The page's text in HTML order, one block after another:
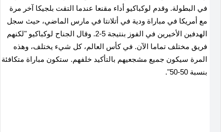
في البطولة. وقدم لوكباكيو أداء مقنعا عندما التقت بلجيكا آخر مرة
مع أمريكا في مباراة ودية في أتلانتا في مارس الماضي، حيث سجل
الهدفين الأخيرين في الفوز بنتيجة 5-2. وقال الجناح لوكباكيو "لكنهم
فريق مختلف تماما الآن. في كأس العالم، كل شيء يختلف، وهذه
المرة سيكون ‌جميع ​مشجعيهم بالتأكيد خلفهم. ستكون مباراة متكافئة
بنسبة 50-50".